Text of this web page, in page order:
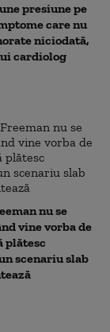
presiune pe
care nu
niciodată,
cardiolog
nu se
vine vorba de
plătesc
scenariu slab